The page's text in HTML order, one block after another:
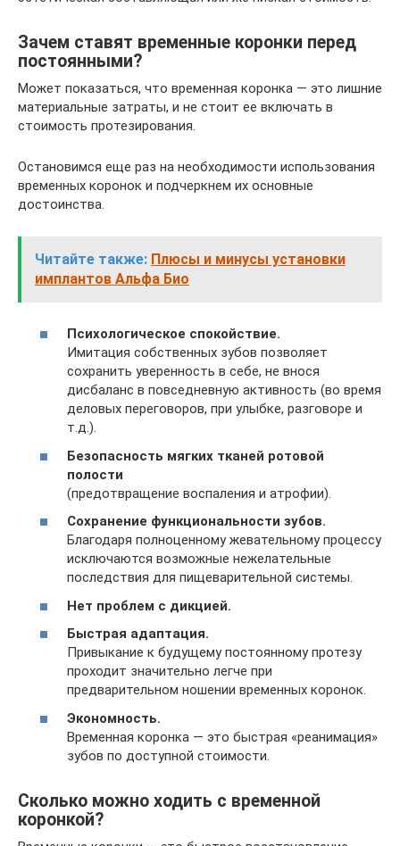
Зачем ставят временные коронки перед
постоянными?
Может показаться, что временная коронка — это лишние
материальные затраты, и не стоит ее включать в
стоимость протезирования.
Остановимся еще раз на необходимости использования
временных коронок и подчеркнем их основные
достоинства.
Читайте также: Плюсы и минусы установки
имплантов Альфа Био
Психологическое спокойствие.
Имитация собственных зубов позволяет
сохранить уверенность в себе, не внося
дисбаланс в повседневную активность (во время
деловых переговоров, при улыбке, разговоре и
т.д.).
Безопасность мягких тканей ротовой
полости
(предотвращение воспаления и атрофии).
Сохранение функциональности зубов.
Благодаря полноценному жевательному процессу
исключаются возможные нежелательные
последствия для пищеварительной системы.
Нет проблем с дикцией.
Быстрая адаптация.
Привыкание к будущему постоянному протезу
проходит значительно легче при
предварительном ношении временных коронок.
Экономность.
Временная коронка — это быстрая «реанимация»
зубов по доступной стоимости.
Сколько можно ходить с временной
коронкой?